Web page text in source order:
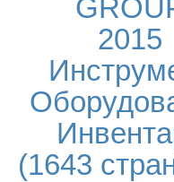
2015
(1643